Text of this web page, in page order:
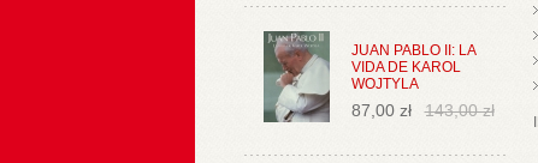
JUAN PABLO II: LA
VIDA DE KAROL
WOJTYLA
87,00 zł 143,00 zł